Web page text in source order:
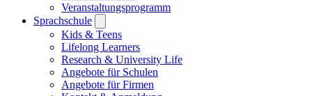
Veranstaltungsprogramm
Sprachschule
submenu
Kids & Teens
Lifelong Learners
Research & University Life
Angebote für Schulen
Angebote für Firmen